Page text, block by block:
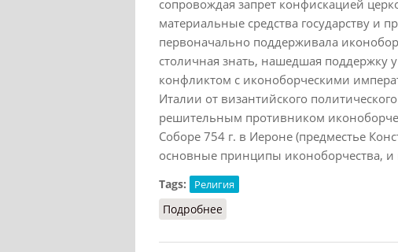
сопровождая запрет конфискацией
материальные средства государству и
первоначально поддерживала
столичная знать, нашедшая поддержку
конфликтом с иконоборческими
Италии от византийского
решительным противником
Соборе 754 г. в Иероне (предместье
основные принципы иконоборчества,
Tags: Религия
Подробнее